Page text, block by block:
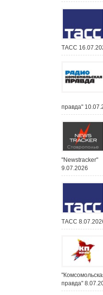
ТАСС
правда"
"Newstracker"
9.07.2026
ТАСС
правда"